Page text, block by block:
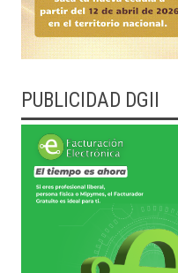
PUBLICIDAD DGII